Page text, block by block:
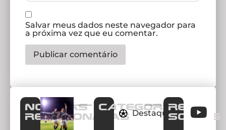
Salvar meus dados neste navegador para
a próxima vez que eu comentar.
Notícias
Relacionadas
CATEGORIAS
Destaques
REDES
SOCIAIS